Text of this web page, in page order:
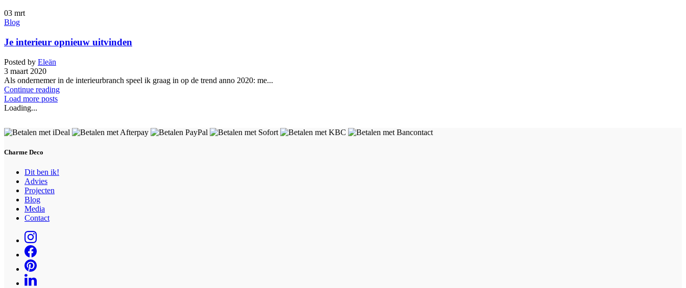
03 mrt
Blog
Je interieur opnieuw uitvinden
Posted by Eleän
3 maart 2020
Als ondernemer in de interieurbranch speel ik graag in op de trend anno 2020: me...
Continue reading
Load more posts
Loading...
Charme Deco
Dit ben ik!
Advies
Projecten
Blog
Media
Contact